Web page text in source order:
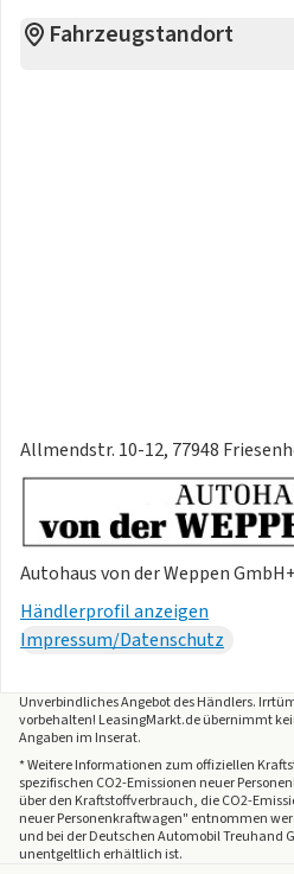
Fahrzeugstandort
Allmendstr. 10-12, 77948
Autohaus von der Weppen
Händlerprofil anzeigen
Impressum/Datenschutz
Unverbindliches Angebot desHändlers.
vorbehalten! LeasingMarkt.de übernimmt
Angaben im Inserat.
* Weitere Informationen zum offiziellen
spezifischen CO2-Emissionen neuer
über den Kraftstoffverbrauch, die CO2-
neuer Personenkraftwagen" entnommen
und bei der Deutschen Automobil Treuhand
unentgeltlich erhältlich ist.